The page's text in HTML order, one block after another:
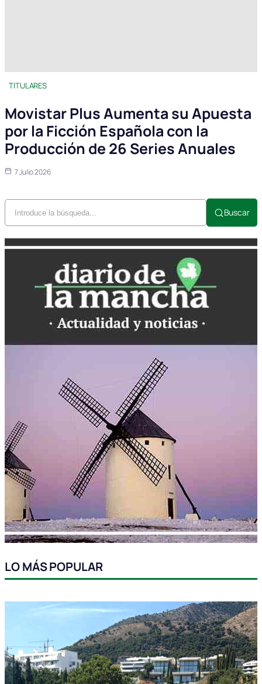
TITULARES
Movistar Plus Aumenta su Apuesta
por la Ficción Española con la
Producción de 26 Series Anuales
7 Julio 2026
Buscar
LO MÁS POPULAR